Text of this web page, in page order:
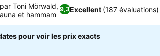
9,3Excellent (187 évaluations)
Toni Mörwald,
et hammam
pour voir les prix exacts